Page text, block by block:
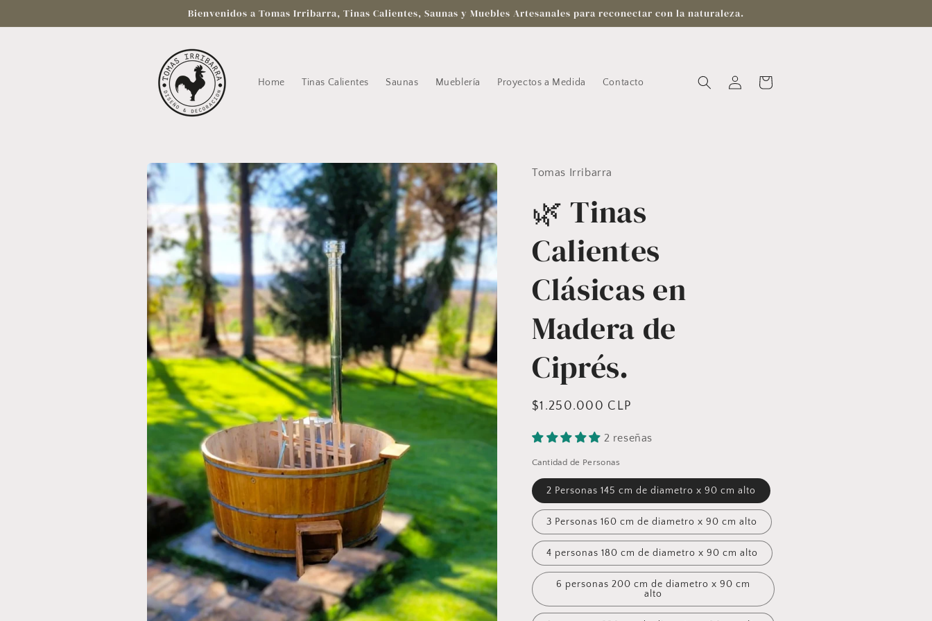
al contenido
Bienvenidos a Tomas Irribarra, Tinas Calientes, Saunas y Muebles Artesanales para reconectar con la naturaleza.
Home Tinas Calientes Saunas Mueblería Proyectos a Medida Contacto
sesión
Carrito
directamente
a la
información
del producto
Tomas Irribarra
🌿 Tinas
Calientes
Clásicas en
Madera de
Ciprés.
Precio
$1.250.000 CLP
2 reseñas
Cantidad de Personas
2 Personas 145 cm de diametro x 90 cm alto
3 Personas 160 cm de diametro x 90 cm alto
4 personas 180 cm de diametro x 90 cm alto
6 personas 200 cm de diametro x 90 cm
alto